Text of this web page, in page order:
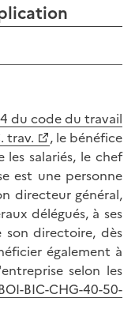
du code du travail
trav.
, le bénéfice
salariés, le chef
est une personne
directeur général,
délégués, à ses
son directoire, dès
également à
selon les
BIC-CHG-40-50-